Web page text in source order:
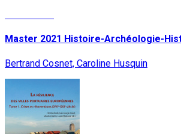
Master 2021 Histoire-Archéologie-
Bertrand Cosnet, Caroline Husquin